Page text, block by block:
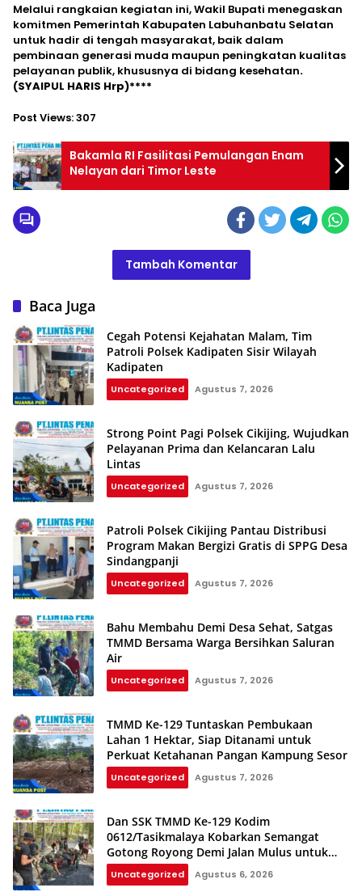
Melalui rangkaian kegiatan ini, Wakil Bupati menegaskan
komitmen Pemerintah Kabupaten Labuhanbatu Selatan
untuk hadir di tengah masyarakat, baik dalam
pembinaan generasi muda maupun peningkatan kualitas
pelayanan publik, khususnya di bidang kesehatan.
(SYAIPUL HARIS Hrp)****
Post Views:307
Bakamla RI Fasilitasi Pemulangan Enam
Nelayan dari Timor Leste
Tambah Komentar
Baca Juga
Cegah Potensi Kejahatan Malam, Tim
Patroli Polsek Kadipaten Sisir Wilayah
Kadipaten
Uncategorized Agustus 7, 2026
Strong Point Pagi Polsek Cikijing, Wujudkan
Pelayanan Prima dan Kelancaran Lalu
Lintas
Uncategorized Agustus 7, 2026
Patroli Polsek Cikijing Pantau Distribusi
Program Makan Bergizi Gratis di SPPG Desa
Sindangpanji
Uncategorized Agustus 7, 2026
Bahu Membahu Demi Desa Sehat, Satgas
TMMD Bersama Warga Bersihkan Saluran
Air
Uncategorized Agustus 7, 2026
TMMD Ke-129 Tuntaskan Pembukaan
Lahan 1 Hektar, Siap Ditanami untuk
Perkuat Ketahanan Pangan Kampung Sesor
Uncategorized Agustus 7, 2026
Dan SSK TMMD Ke-129 Kodim
0612/Tasikmalaya Kobarkan Semangat
Gotong Royong Demi Jalan Mulus untuk
Rakyat
Uncategorized Agustus 6, 2026